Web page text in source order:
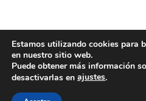
POLÍTICA DE COOKIES POLÍTICA
© 2026 ACMS.
Estamos utilizando cookies para
en nuestro sitio web.
Puede obtener más información
desactivarlas en ajustes.